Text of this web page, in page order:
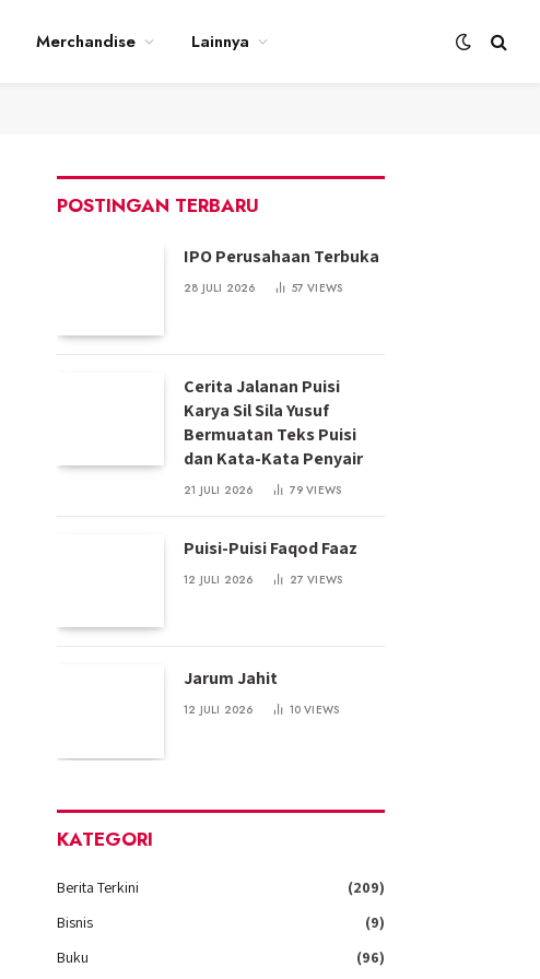
Merchandise Lainnya
POSTINGAN TERBARU
IPO Perusahaan Terbuka
28 JULI 2026 57VIEWS
Cerita Jalanan Puisi
Karya Sil Sila Yusuf
Bermuatan Teks Puisi
dan Kata-Kata Penyair
21 JULI 2026 79VIEWS
Puisi-Puisi Faqod Faaz
12 JULI 2026 27VIEWS
Jarum Jahit
12 JULI 2026 10VIEWS
KATEGORI
Berita Terkini
(209)
Bisnis
(9)
Buku
(96)